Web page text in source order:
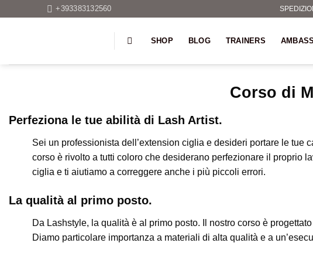
+393383132560
SHOP BLOG TRAINERS
Corso di
Perfeziona le tue abilità di Lash Artist.
Sei un professionista dell’extension ciglia e desideri portare le tue
corso è rivolto a tutti coloro che desiderano perfezionare il proprio
ciglia e ti aiutiamo a correggere anche i più piccoli errori.
La qualità al primo posto.
Da Lashstyle, la qualità è al primo posto. Il nostro corso è
Diamo particolare importanza a materiali di alta qualità e a